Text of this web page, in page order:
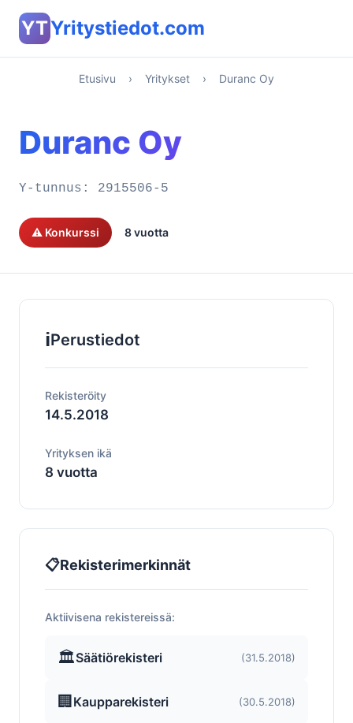
YTYritystiedot.com
Etusivu › Yritykset › Duranc Oy
Duranc Oy
Y-tunnus: 2915506-5
⚠️ Konkurssi 8 vuotta
ℹ️Perustiedot
Rekisteröity
14.5.2018
Yrityksen ikä
8 vuotta
📋Rekisterimerkinnät
Aktiivisena rekistereissä:
🏛️Säätiörekisteri (31.5.2018)
🏢 Kaupparekisteri (30.5.2018)